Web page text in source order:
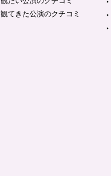
観てきた公演のクチコミ